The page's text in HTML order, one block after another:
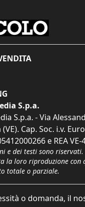
S.p.a.
S.p.a. - Via
Cap. Soc. i.v. Euro
e REA
e dei testi sono riservati.
la loro riproduzione con
totale o parziale.
o domanda, il